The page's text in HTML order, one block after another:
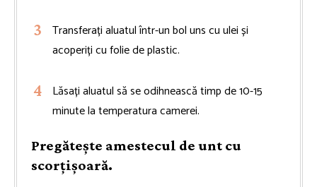
Transferați aluatul într-un bol uns cu ulei și
acoperiți cu folie de plastic.
Lăsați aluatul să se odihnească timp de 10-15
minute la temperatura camerei.
Pregătește amestecul de unt cu
scorțișoară.